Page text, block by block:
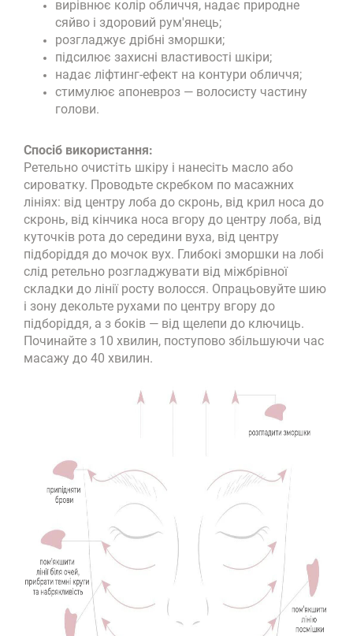
вирівнює колір обличчя, надає природне
сяйво і здоровий рум'янець;
розгладжує дрібні зморшки;
підсилює захисні властивості шкіри;
надає ліфтинг-ефект на контури обличчя;
стимулює апоневроз — волосисту частину
голови.
Спосіб використання:
Ретельно очистіть шкіру і нанесіть масло або
сироватку. Проводьте скребком по масажних
лініях: від центру лоба до скронь, від крил носа до
скронь, від кінчика носа вгору до центру лоба, від
куточків рота до середини вуха, від центру
підборіддя до мочок вух. Глибокі зморшки на лобі
слід ретельно розгладжувати від міжбрівної
складки до лінії росту волосся. Опрацьовуйте шию
і зону декольте рухами по центру вгору до
підборіддя, а з боків — від щелепи до ключиць.
Починайте з 10 хвилин, поступово збільшуючи час
масажу до 40 хвилин.